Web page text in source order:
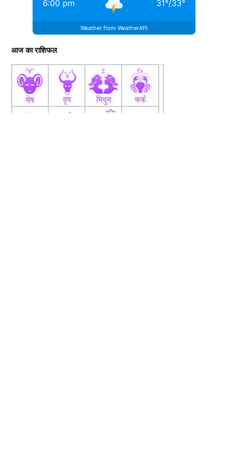
6:00 pm 31°/33°
Weather from WeatherAPI
आज का राशिफल